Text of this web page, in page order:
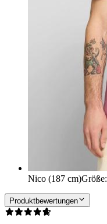
Nico (187 cm)Größe:
Produktbewertungen